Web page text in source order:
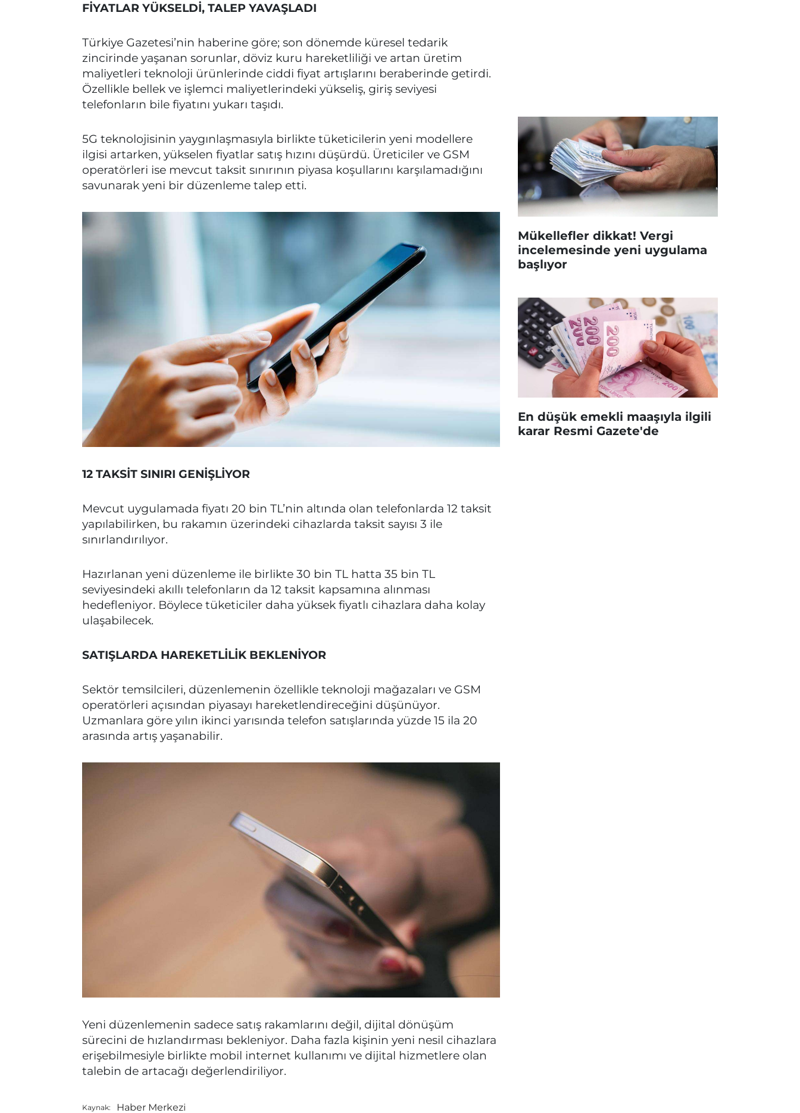
FİYATLAR YÜKSELDİ, TALEP YAVAŞLADI
Türkiye Gazetesi’nin haberine göre; son dönemde küresel tedarik
zincirinde yaşanan sorunlar, döviz kuru hareketliliği ve artan üretim
maliyetleri teknoloji ürünlerinde ciddi fiyat artışlarını beraberinde getirdi.
Özellikle bellek ve işlemci maliyetlerindeki yükseliş, giriş seviyesi
telefonların bile fiyatını yukarı taşıdı.
5G teknolojisinin yaygınlaşmasıyla birlikte tüketicilerin yeni modellere
ilgisi artarken, yükselen fiyatlar satış hızını düşürdü. Üreticiler ve GSM
operatörleri ise mevcut taksit sınırının piyasa koşullarını karşılamadığını
savunarak yeni bir düzenleme talep etti.
12 TAKSİT SINIRI GENİŞLİYOR
Mevcut uygulamada fiyatı 20 bin TL’nin altında olan telefonlarda 12 taksit
yapılabilirken, bu rakamın üzerindeki cihazlarda taksit sayısı 3 ile
sınırlandırılıyor.
Hazırlanan yeni düzenleme ile birlikte 30 bin TL hatta 35 bin TL
seviyesindeki akıllı telefonların da 12 taksit kapsamına alınması
hedefleniyor. Böylece tüketiciler daha yüksek fiyatlı cihazlara daha kolay
ulaşabilecek.
SATIŞLARDA HAREKETLİLİK BEKLENİYOR
Sektör temsilcileri, düzenlemenin özellikle teknoloji mağazaları ve GSM
operatörleri açısından piyasayı hareketlendireceğini düşünüyor.
Uzmanlara göre yılın ikinci yarısında telefon satışlarında yüzde 15 ila 20
arasında artış yaşanabilir.
Yeni düzenlemenin sadece satış rakamlarını değil, dijital dönüşüm
sürecini de hızlandırması bekleniyor. Daha fazla kişinin yeni nesil cihazlara
erişebilmesiyle birlikte mobil internet kullanımı ve dijital hizmetlere olan
talebin de artacağı değerlendiriliyor.
Kaynak: Haber Merkezi
Mükellefler dikkat! Vergi
incelemesinde yeni uygulama
başlıyor
En düşük emekli maaşıyla ilgili
karar Resmi Gazete'de